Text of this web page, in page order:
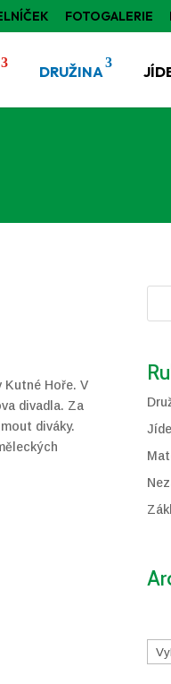
FOTOGALERIE
DRUŽINA
Kutné Hoře. V
divadla. Za
diváky.